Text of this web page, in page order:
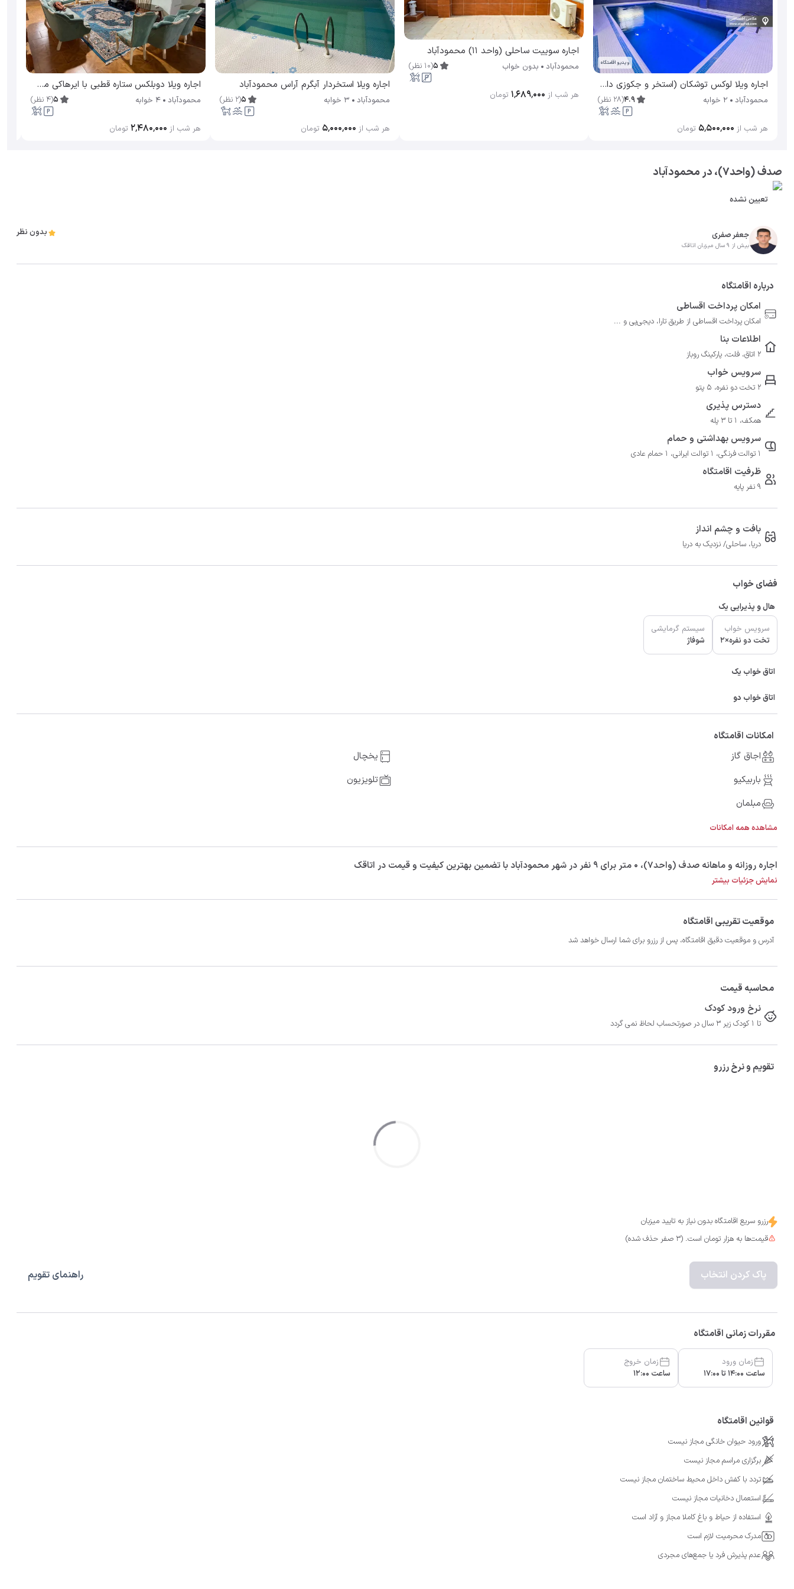
ویدیو اقامتگاه
اجاره ویلا لوکس توشکان (استخر و جکوزی دار) محمودآباد
محمودآباد 2 خوابه 4.9
(
28 نظر)
هر شب از ۵٬۵۰۰٬۰۰۰ تومان
اجاره سوییت ساحلی (واحد 11) محمودآباد
محمودآباد بدون خواب 5
(
10 نظر)
هر شب از ۱٬۶۸۹٬۰۰۰ تومان
اجاره ویلا استخردار آبگرم آراس محمودآباد
محمودآباد 3 خوابه 5
(
2 نظر)
هر شب از ۵٬۰۰۰٬۰۰۰ تومان
اجاره ویلا دوبلکس ستاره قطبی با ایرهاکی محمودآباد
محمودآباد 4 خوابه 5
(
4 نظر)
هر شب از ۲٬۴۸۰٬۰۰۰ تومان
صدف (واحد۷)، در محمودآباد
تعیین نشده
جعفر صفری
بیش از 9 سال میزبان اتاقک
بدون نظر
درباره اقامتگاه
امکان پرداخت اقساطی
امکان پرداخت اقساطی از طریق تارا، دیجی‌پی و ...
اطلاعات بنا
2 اتاق، فلت، پارکینگ روباز
سرویس خواب
2 تخت دو نفره، 5 پتو
دسترس پذیری
همکف، 1 تا 3 پله
سرویس بهداشتی و حمام
1 توالت فرنگی، 1 توالت ایرانی، 1 حمام عادی
ظرفیت اقامتگاه
9 نفر پایه
بافت و چشم انداز
دریا، ساحلی/ نزدیک به دریا
فضای خواب
هال و پذیرایی یک
سرویس خواب
تخت دو نفره×2
سیستم گرمایشی
شوفاژ
اتاق خواب یک
اتاق خواب دو
امکانات اقامتگاه
اجاق گاز
یخچال
باربیکیو
تلویزیون
مبلمان
مشاهده همه امکانات
‫‫اجاره روزانه و ماهانه صدف (واحد۷)، 0 متر برای 9 نفر در شهر محمودآباد با تضمین بهترین کیفیت و قیمت در اتاقک
نمایش جزئیات بیشتر
موقعیت تقریبی اقامتگاه
آدرس و موقعیت دقیق اقامتگاه، پس از رزرو برای شما ارسال خواهد شد
محاسبه قیمت
نرخ ورود کودک
تا 1 کودک زیر 3 سال در صورتحساب لحاظ نمی گردد
تقویم و نرخ رزرو
رزرو سریع اقامتگاه بدون نیاز به تایید میزبان
قیمت‌ها به هزار تومان است. (3 صفر حذف شده)
پاک کردن انتخاب راهنمای تقویم
مقررات زمانی اقامتگاه
زمان ورود
ساعت 14:00 تا 17:00
زمان خروج
ساعت 12:00
قوانین اقامتگاه
ورود حیوان خانگی مجاز نیست
برگزاری مراسم مجاز نیست
تردد با کفش داخل محیط ساختمان مجاز نیست
استعمال دخانیات مجاز نیست
استفاده از حیاط و باغ کاملا مجاز و آزاد است
مدرک محرمیت لازم است
عدم پذیرش فرد یا جمع‌های مجردی